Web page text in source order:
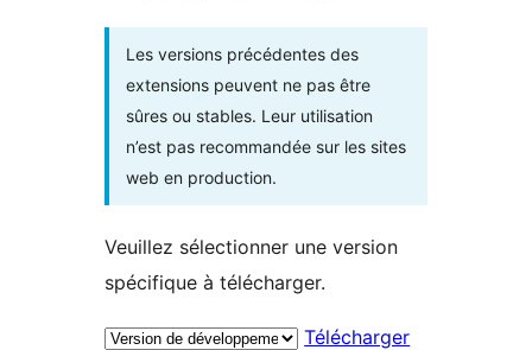
Les versions précédentes des
extensions peuvent ne pas être
sûres ou stables. Leur utilisation
n’est pas recommandée sur les sites
web en production.
Veuillez sélectionner une version
spécifique à télécharger.
Télécharger